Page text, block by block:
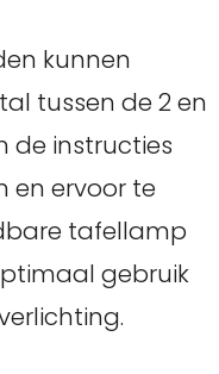
kunnen
tussen de 2 en
de instructies
en ervoor te
tafellamp
gebruik